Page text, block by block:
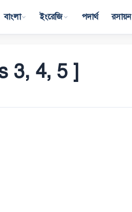
বাংলা ইংরেজি পদার্থ রসায়ন
3, 4, 5 ]